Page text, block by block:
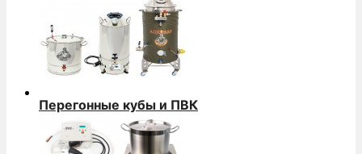
Перегонные кубы и ПВК